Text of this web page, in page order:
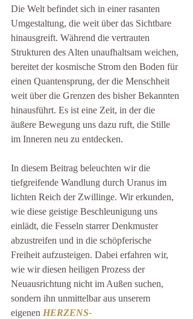
Die Welt befindet sich in einer rasanten
Umgestaltung, die weit über das Sichtbare
hinausgreift. Während die vertrauten
Strukturen des Alten unaufhaltsam weichen,
bereitet der kosmische Strom den Boden für
einen Quantensprung, der die Menschheit
weit über die Grenzen des bisher Bekannten
hinausführt. Es ist eine Zeit, in der die
äußere Bewegung uns dazu ruft, die Stille
im Inneren neu zu entdecken.
In diesem Beitrag beleuchten wir die
tiefgreifende Wandlung durch Uranus im
lichten Reich der Zwillinge. Wir erkunden,
wie diese geistige Beschleunigung uns
einlädt, die Fesseln starrer Denkmuster
abzustreifen und in die schöpferische
Freiheit aufzusteigen. Dabei erfahren wir,
wie wir diesen heiligen Prozess der
Neuausrichtung nicht im Außen suchen,
sondern ihn unmittelbar aus unserem
eigenen HERZENS-